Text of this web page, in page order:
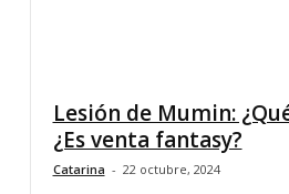
Lesión de Mumin:
¿Es venta fantasy?
Catarina - 22 octubre, 2024